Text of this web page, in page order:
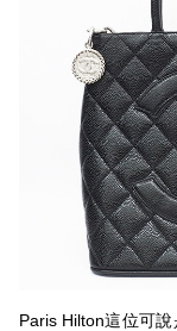
Paris Hilton這位可